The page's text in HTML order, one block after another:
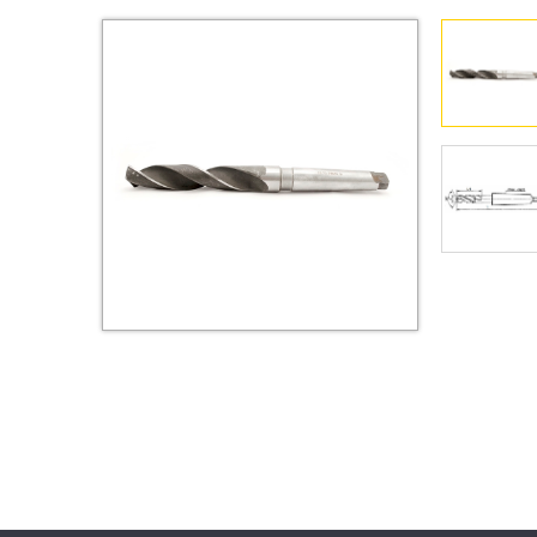
Дюймовый крепёж
Инструмент